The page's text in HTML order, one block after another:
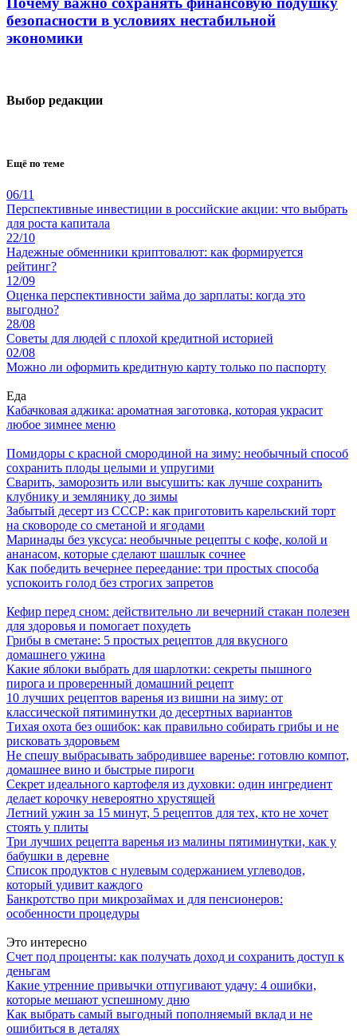
безопасности в условиях нестабильной
экономики
Выбор редакции
Ещё по теме
06/11
Перспективные инвестиции в российские акции: что выбрать
для роста капитала
22/10
Надежные обменники криптовалют: как формируется
рейтинг?
12/09
Оценка перспективности займа до зарплаты: когда это
выгодно?
28/08
Советы для людей с плохой кредитной историей
02/08
Можно ли оформить кредитную карту только по паспорту
Еда
Кабачковая аджика: ароматная заготовка, которая украсит
любое зимнее меню
Помидоры с красной смородиной на зиму: необычный способ
сохранить плоды целыми и упругими
Сварить, заморозить или высушить: как лучше сохранить
клубнику и землянику до зимы
Забытый десерт из СССР: как приготовить карельский торт
на сковороде со сметаной и ягодами
Маринады без уксуса: необычные рецепты с кофе, колой и
ананасом, которые сделают шашлык сочнее
Как победить вечернее переедание: три простых способа
успокоить голод без строгих запретов
Кефир перед сном: действительно ли вечерний стакан полезен
для здоровья и помогает похудеть
Грибы в сметане: 5 простых рецептов для вкусного
домашнего ужина
Какие яблоки выбрать для шарлотки: секреты пышного
пирога и проверенный домашний рецепт
10 лучших рецептов варенья из вишни на зиму: от
классической пятиминутки до десертных вариантов
Тихая охота без ошибок: как правильно собирать грибы и не
рисковать здоровьем
Не спешу выбрасывать забродившее варенье: готовлю компот,
домашнее вино и быстрые пироги
Секрет идеального картофеля из духовки: один ингредиент
делает корочку невероятно хрустящей
Летний ужин за 15 минут, 5 рецептов для тех, кто не хочет
стоять у плиты
Три лучших рецепта варенья из малины пятиминутки, как у
бабушки в деревне
Список продуктов с нулевым содержанием углеводов,
который удивит каждого
Банкротство при микрозаймах и для пенсионеров:
особенности процедуры
Это интересно
Счет под проценты: как получать доход и сохранить доступ к
деньгам
Какие утренние привычки отпугивают удачу: 4 ошибки,
которые мешают успешному дню
Как выбрать самый выгодный пополняемый вклад и не
ошибиться в деталях